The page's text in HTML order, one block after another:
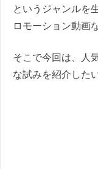
というジャンルを
ロモーション動画
そこで今回は、人
な試みを紹介した